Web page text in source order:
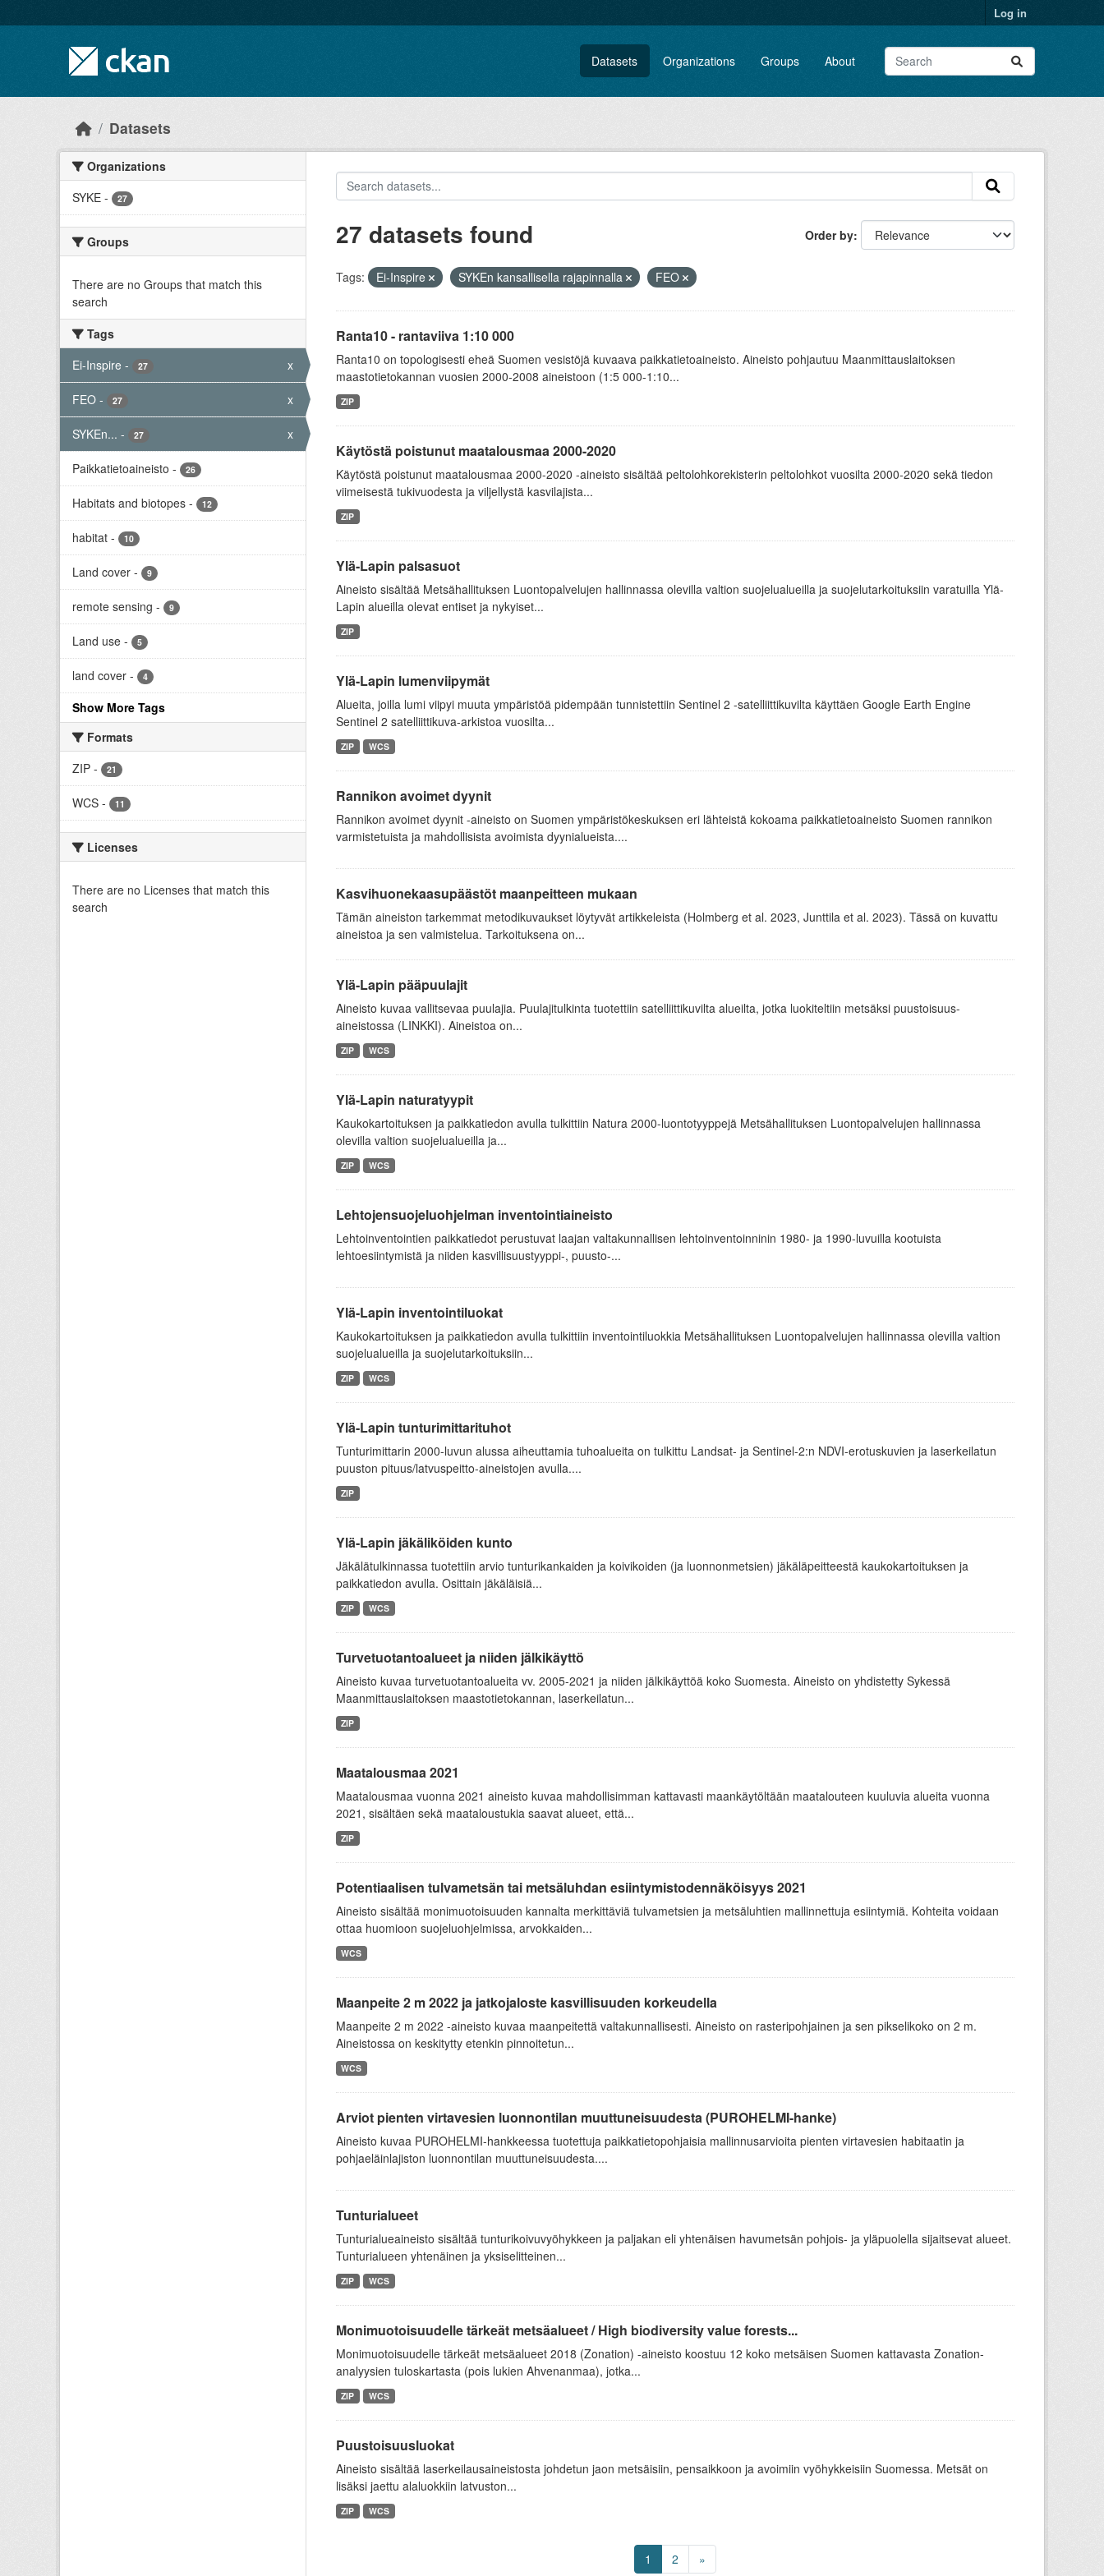
Log in
Datasets Organizations Groups About
Datasets
Organizations
SYKE - 27
Groups
There are no Groups that match this
search
Tags
Ei-Inspire - 27 x
FEO - 27 x
SYKEn... - 27 x
Paikkatietoaineisto - 26
Habitats and biotopes - 12
habitat - 10
Land cover - 9
remote sensing - 9
Land use - 5
land cover - 4
Show More Tags
Formats
ZIP - 21
WCS - 11
Licenses
There are no Licenses that match this
search
Order by
27 datasets found
Tags: Ei-Inspire SYKEn kansallisella rajapinnalla FEO
Ranta10 - rantaviiva 1:10 000
Ranta10 on topologisesti eheä Suomen vesistöjä kuvaava paikkatietoaineisto. Aineisto pohjautuu Maanmittauslaitoksen
maastotietokannan vuosien 2000-2008 aineistoon (1:5 000-1:10...
ZIP
Käytöstä poistunut maatalousmaa 2000-2020
Käytöstä poistunut maatalousmaa 2000-2020 -aineisto sisältää peltolohkorekisterin peltolohkot vuosilta 2000-2020 sekä tiedon
viimeisestä tukivuodesta ja viljellystä kasvilajista...
ZIP
Ylä-Lapin palsasuot
Aineisto sisältää Metsähallituksen Luontopalvelujen hallinnassa olevilla valtion suojelualueilla ja suojelutarkoituksiin varatuilla Ylä-
Lapin alueilla olevat entiset ja nykyiset...
ZIP
Ylä-Lapin lumenviipymät
Alueita, joilla lumi viipyi muuta ympäristöä pidempään tunnistettiin Sentinel 2 -satelliittikuvilta käyttäen Google Earth Engine
Sentinel 2 satelliittikuva-arkistoa vuosilta...
ZIP WCS
Rannikon avoimet dyynit
Rannikon avoimet dyynit -aineisto on Suomen ympäristökeskuksen eri lähteistä kokoama paikkatietoaineisto Suomen rannikon
varmistetuista ja mahdollisista avoimista dyynialueista....
Kasvihuonekaasupäästöt maanpeitteen mukaan
Tämän aineiston tarkemmat metodikuvaukset löytyvät artikkeleista (Holmberg et al. 2023, Junttila et al. 2023). Tässä on kuvattu
aineistoa ja sen valmistelua. Tarkoituksena on...
Ylä-Lapin pääpuulajit
Aineisto kuvaa vallitsevaa puulajia. Puulajitulkinta tuotettiin satelliittikuvilta alueilta, jotka luokiteltiin metsäksi puustoisuus-
aineistossa (LINKKI). Aineistoa on...
ZIP WCS
Ylä-Lapin naturatyypit
Kaukokartoituksen ja paikkatiedon avulla tulkittiin Natura 2000-luontotyyppejä Metsähallituksen Luontopalvelujen hallinnassa
olevilla valtion suojelualueilla ja...
ZIP WCS
Lehtojensuojeluohjelman inventointiaineisto
Lehtoinventointien paikkatiedot perustuvat laajan valtakunnallisen lehtoinventoinninin 1980- ja 1990-luvuilla kootuista
lehtoesiintymistä ja niiden kasvillisuustyyppi-, puusto-...
Ylä-Lapin inventointiluokat
Kaukokartoituksen ja paikkatiedon avulla tulkittiin inventointiluokkia Metsähallituksen Luontopalvelujen hallinnassa olevilla valtion
suojelualueilla ja suojelutarkoituksiin...
ZIP WCS
Ylä-Lapin tunturimittarituhot
Tunturimittarin 2000-luvun alussa aiheuttamia tuhoalueita on tulkittu Landsat- ja Sentinel-2:n NDVI-erotuskuvien ja laserkeilatun
puuston pituus/latvuspeitto-aineistojen avulla....
ZIP
Ylä-Lapin jäkäliköiden kunto
Jäkälätulkinnassa tuotettiin arvio tunturikankaiden ja koivikoiden (ja luonnonmetsien) jäkäläpeitteestä kaukokartoituksen ja
paikkatiedon avulla. Osittain jäkäläisiä...
ZIP WCS
Turvetuotantoalueet ja niiden jälkikäyttö
Aineisto kuvaa turvetuotantoalueita vv. 2005-2021 ja niiden jälkikäyttöä koko Suomesta. Aineisto on yhdistetty Sykessä
Maanmittauslaitoksen maastotietokannan, laserkeilatun...
ZIP
Maatalousmaa 2021
Maatalousmaa vuonna 2021 aineisto kuvaa mahdollisimman kattavasti maankäytöltään maatalouteen kuuluvia alueita vuonna
2021, sisältäen sekä maataloustukia saavat alueet, että...
ZIP
Potentiaalisen tulvametsän tai metsäluhdan esiintymistodennäköisyys 2021
Aineisto sisältää monimuotoisuuden kannalta merkittäviä tulvametsien ja metsäluhtien mallinnettuja esiintymiä. Kohteita voidaan
ottaa huomioon suojeluohjelmissa, arvokkaiden...
WCS
Maanpeite 2 m 2022 ja jatkojaloste kasvillisuuden korkeudella
Maanpeite 2 m 2022 -aineisto kuvaa maanpeitettä valtakunnallisesti. Aineisto on rasteripohjainen ja sen pikselikoko on 2 m.
Aineistossa on keskitytty etenkin pinnoitetun...
WCS
Arviot pienten virtavesien luonnontilan muuttuneisuudesta (PUROHELMI-hanke)
Aineisto kuvaa PUROHELMI-hankkeessa tuotettuja paikkatietopohjaisia mallinnusarvioita pienten virtavesien habitaatin ja
pohjaeläinlajiston luonnontilan muuttuneisuudesta....
Tunturialueet
Tunturialueaineisto sisältää tunturikoivuvyöhykkeen ja paljakan eli yhtenäisen havumetsän pohjois- ja yläpuolella sijaitsevat alueet.
Tunturialueen yhtenäinen ja yksiselitteinen...
ZIP WCS
Monimuotoisuudelle tärkeät metsäalueet / High biodiversity value forests...
Monimuotoisuudelle tärkeät metsäalueet 2018 (Zonation) -aineisto koostuu 12 koko metsäisen Suomen kattavasta Zonation-
analyysien tuloskartasta (pois lukien Ahvenanmaa), jotka...
ZIP WCS
Puustoisuusluokat
Aineisto sisältää laserkeilausaineistosta johdetun jaon metsäisiin, pensaikkoon ja avoimiin vyöhykkeisiin Suomessa. Metsät on
lisäksi jaettu alaluokkiin latvuston...
ZIP WCS
1 2 »